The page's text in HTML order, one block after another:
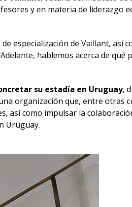
y en materia de liderazgo
especialización de Vaillant, así
hablemos acerca de qué
su estadía en Uruguay,
organización que, entre otras
así como impulsar la
Uruguay.